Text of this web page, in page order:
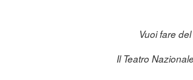
Vuoi fare
Il Teatro